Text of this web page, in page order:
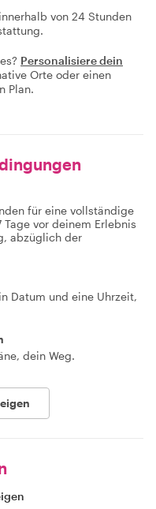
von 24 Stunden
Personalisiere dein
Orte oder einen
Plan.
für eine vollständige
vor deinem Erlebnis
abzüglich der
Datum und eine Uhrzeit,
dein Weg.